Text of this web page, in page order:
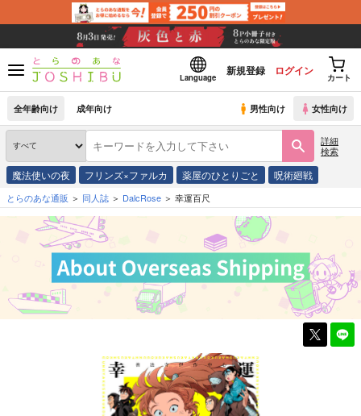
Language
新規登録 ログイン
カート
全年齢向け 成年向け 男性向け 女性向け
詳細
検索
魔法使いの夜 フリンズ×ファルカ 薬屋のひとりごと 呪術廻戦
とらのあな通販 同人誌 DalcRose 幸運百尺